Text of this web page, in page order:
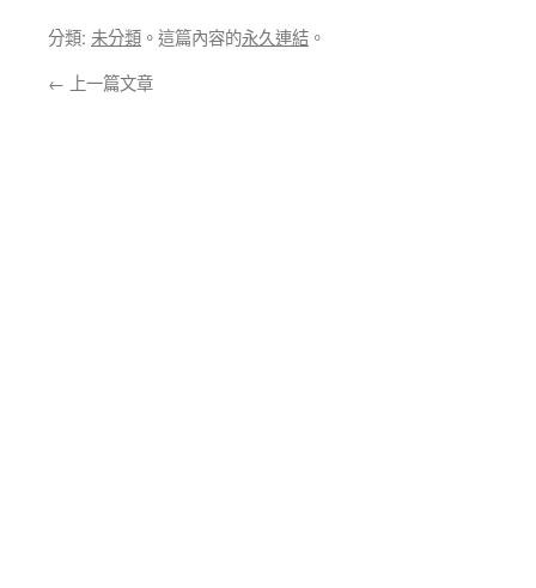
分類: 未分類 。這篇內容的永久連結 。
← 上一篇文章